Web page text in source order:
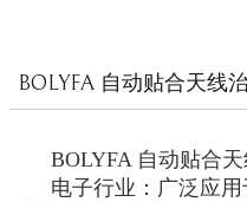
BOLYFA 自动贴合天线
BOLYFA 自动贴合
电子行业：广泛应